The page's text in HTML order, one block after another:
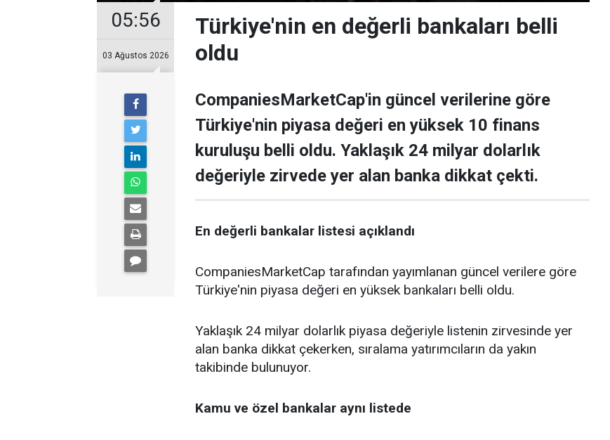
05:56
03 Ağustos 2026
Türkiye'nin en değerli bankaları belli
oldu
CompaniesMarketCap'in güncel verilerine göre
Türkiye'nin piyasa değeri en yüksek 10 finans
kuruluşu belli oldu. Yaklaşık 24 milyar dolarlık
değeriyle zirvede yer alan banka dikkat çekti.
En değerli bankalar listesi açıklandı
CompaniesMarketCap tarafından yayımlanan güncel verilere göre
Türkiye'nin piyasa değeri en yüksek bankaları belli oldu.
Yaklaşık 24 milyar dolarlık piyasa değeriyle listenin zirvesinde yer
alan banka dikkat çekerken, sıralama yatırımcıların da yakın
takibinde bulunuyor.
Kamu ve özel bankalar aynı listede